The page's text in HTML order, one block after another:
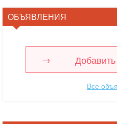
ОБЪЯВЛЕНИЯ
Все